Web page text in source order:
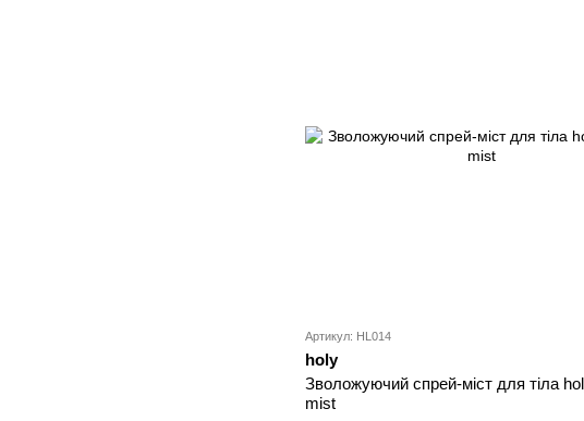
Артикул: HL014
holy
Зволожуючий спрей-міст для тіла
mist